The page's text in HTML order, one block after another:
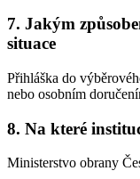
7. Jakým
situace
Přihláška do
nebo osobním
8. Na které
Ministerstvo obrany